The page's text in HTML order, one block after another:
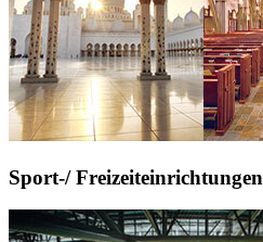
Sport-/ Freizeiteinrichtungen